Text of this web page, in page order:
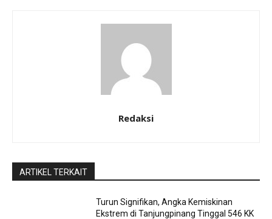
Redaksi
ARTIKEL TERKAIT
Turun Signifikan, Angka Kemiskinan
Ekstrem di Tanjungpinang Tinggal 546 KK